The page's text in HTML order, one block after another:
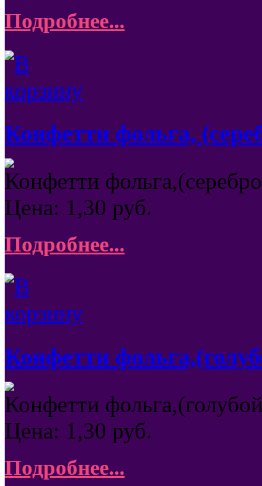
Подробнее...
Конфетти фольга,
Конфетти
Цена: 1,30 руб.
Подробнее...
Конфетти
Конфетти
Цена: 1,30 руб.
Подробнее...